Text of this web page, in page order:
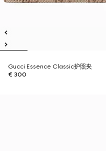
Gucci Essence Classic护照夹
€ 300